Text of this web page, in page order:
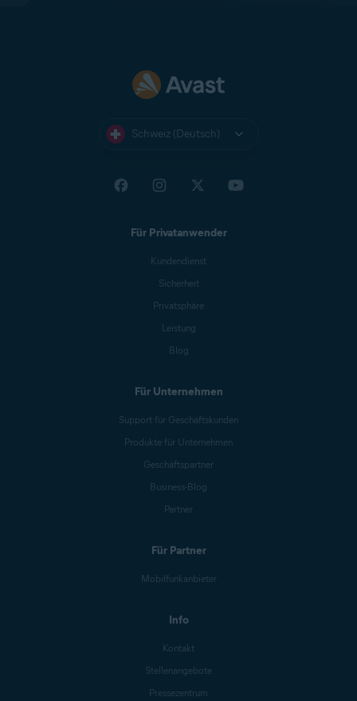
Schweiz (Deutsch)
Für Privatanwender
Kundendienst
Sicherheit
Privatsphäre
Leistung
Blog
Für Unternehmen
Support für Geschäftskunden
Produkte für Unternehmen
Geschäftspartner
Business-Blog
Partner
Für Partner
Mobilfunkanbieter
Info
Kontakt
Stellenangebote
Pressezentrum